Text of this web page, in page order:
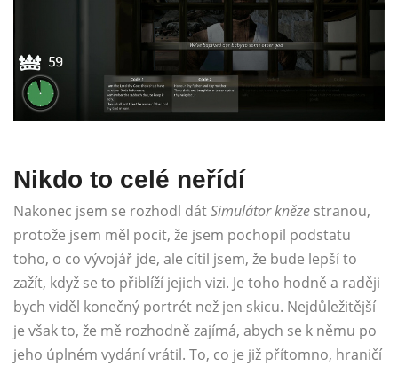
Nikdo to celé neřídí
Nakonec jsem se rozhodl dátSimulátor kněze stranou,
protože jsem měl pocit, že jsem pochopil podstatu
toho, o co vývojář jde, ale cítil jsem, že bude lepší to
zažít, když se to přiblíží jejich vizi. Je toho hodně a raději
bych viděl konečný portrét než jen skicu. Nejdůležitější
je však to, že mě rozhodně zajímá, abych se k němu po
jeho úplném vydání vrátil. To, co je již přítomno, hraničí